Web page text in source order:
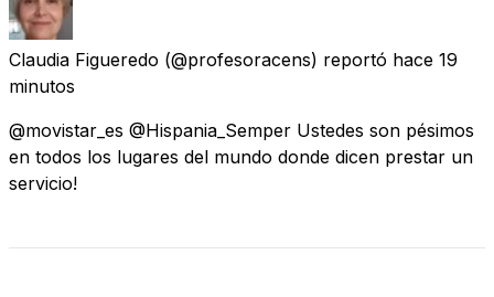
Claudia Figueredo (@profesoracens) reportó hace 19
minutos
@movistar_es @Hispania_Semper Ustedes son pésimos
en todos los lugares del mundo donde dicen prestar un
servicio!